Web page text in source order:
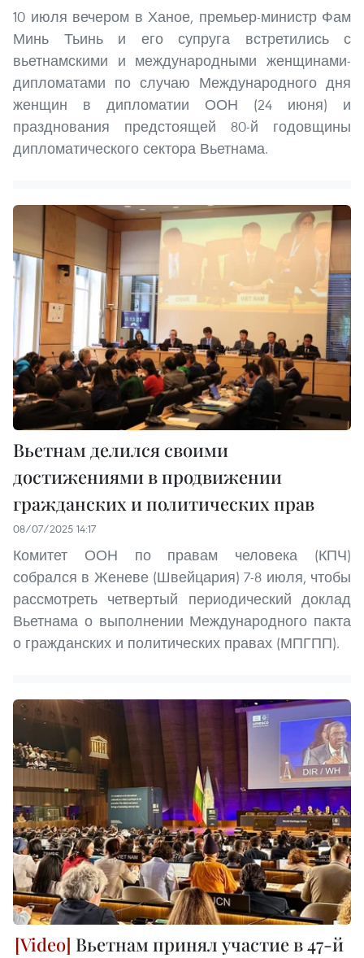
10 июля вечером в Ханое, премьер-министр Фам
Минь Тьинь и его супруга встретились с
вьетнамскими и международными женщинами-
дипломатами по случаю Международного дня
женщин в дипломатии ООН (24 июня) и
празднования предстоящей 80-й годовщины
дипломатического сектора Вьетнама.
Вьетнам делился своими
достижениями в продвижении
гражданских и политических прав
08/07/2025 14:17
Комитет ООН по правам человека (КПЧ)
собрался в Женеве (Швейцария) 7-8 июля, чтобы
рассмотреть четвертый периодический доклад
Вьетнама о выполнении Международного пакта
о гражданских и политических правах (МПГПП).
Вьетнам принял участие в 47-й